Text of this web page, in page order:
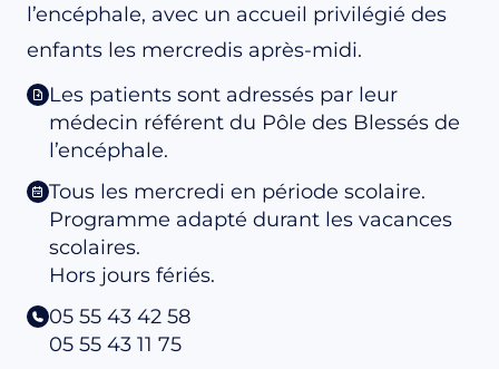
l’encéphale, avec un accueil privilégié des
enfants les mercredis après-midi.
Les patients sont adressés par leur
médecin référent du Pôle des Blessés de
l’encéphale.
Tous les mercredi en période scolaire.
Programme adapté durant les vacances
scolaires.
Hors jours fériés.
05 55 43 42 58
05 55 43 11 75